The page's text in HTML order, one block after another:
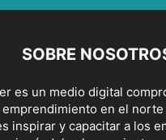
SOBRE
es un medio digital
en el
inspirar y capacitar a los